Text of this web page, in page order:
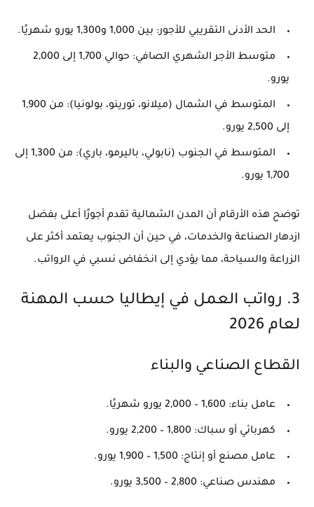
الحد الأدنى التقريبي للأجور: بين 1,000 و1,300 يورو شهريًا .
متوسط الأجر الشهري الصافي: حوالي
1,700 إلى 2,000
يورو.
المتوسط في الشمال (ميلانو، تورينو، بولونيا): من 1,900
إلى 2,500 يورو
.
المتوسط في الجنوب (نابولي، باليرمو، باري): من
1,300 إلى
1,700 يورو
.
توضح هذه الأرقام أن المدن الشمالية تقدم أجورًا أعلى بفضل
ازدهار الصناعة والخدمات، في حين أن الجنوب يعتمد أكثر على
الزراعة والسياحة، مما يؤدي إلى انخفاض نسبي في الرواتب.
3. رواتب العمل في إيطاليا حسب المهنة
لعام 2026
القطاع الصناعي والبناء
عامل بناء: 1,600 – 2,000 يورو شهريًا .
كهربائي أو سباك: 1,800 – 2,200 يورو .
عامل مصنع أو إنتاج: 1,500 – 1,900 يورو .
مهندس صناعي: 2,800 – 3,500 يورو .